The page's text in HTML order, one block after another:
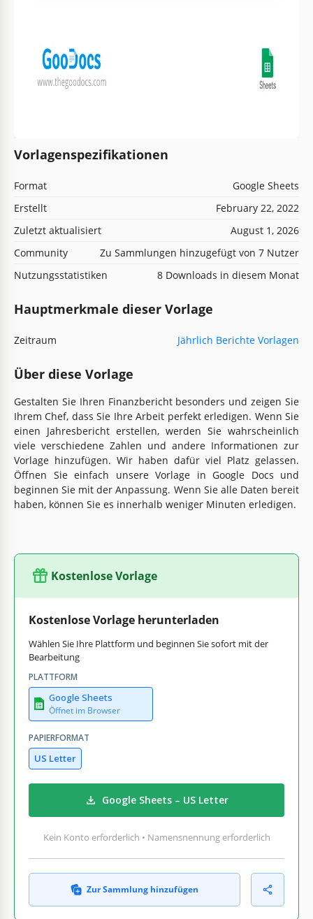
Vorlagenspezifikationen
Format
Google Sheets
Erstellt
February 22, 2022
Zuletzt aktualisiert
August 1, 2026
Community
Zu Sammlungen hinzugefügt von 7 Nutzer
Nutzungsstatistiken
8 Downloads in diesem Monat
Hauptmerkmale dieser Vorlage
Zeitraum Jährlich Berichte Vorlagen
Über diese Vorlage
Gestalten Sie Ihren Finanzbericht besonders und zeigen Sie
Ihrem Chef, dass Sie Ihre Arbeit perfekt erledigen. Wenn Sie
einen Jahresbericht erstellen, werden Sie wahrscheinlich
viele verschiedene Zahlen und andere Informationen zur
Vorlage hinzufügen. Wir haben dafür viel Platz gelassen.
Öffnen Sie einfach unsere Vorlage in Google Docs und
beginnen Sie mit der Anpassung. Wenn Sie alle Daten bereit
haben, können Sie es innerhalb weniger Minuten erledigen.
Kostenlose Vorlage
Kostenlose Vorlage herunterladen
Wählen Sie Ihre Plattform und beginnen Sie sofort mit der
Bearbeitung
PLATTFORM
Google Sheets
Öffnet im Browser
PAPIERFORMAT
US Letter
Google Sheets – US Letter
Kein Konto erforderlich • Namensnennung erforderlich
Zur Sammlung hinzufügen